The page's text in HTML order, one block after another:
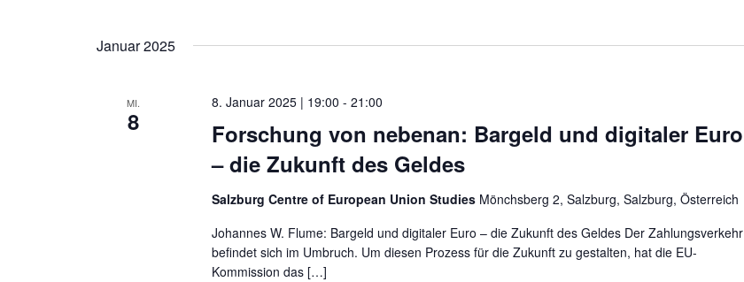
Januar 2025
MI.
8
Forschung von nebenan: Bargeld und digitaler Euro
– die Zukunft des Geldes
8. Januar 2025 | 19:00 -21:00
Salzburg Centre of European Union Studies Mönchsberg 2, Salzburg, Salzburg, Österreich
Johannes W. Flume: Bargeld und digitaler Euro – die Zukunft des Geldes Der Zahlungsverkehr
befindet sich im Umbruch. Um diesen Prozess für die Zukunft zu gestalten, hat die EU-
Kommission das […]